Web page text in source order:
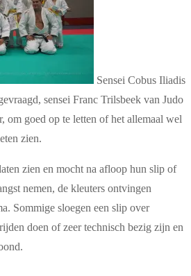
Sensei Cobus Iliadis
sensei Franc Trilsbeek van Judo
om goed op te letten of het allemaal wel
zien.
zien en mocht na afloop hun slip of
nemen, de kleuters ontvingen
Sommige sloegen een slip over
doen of zeer technisch bezig zijn en